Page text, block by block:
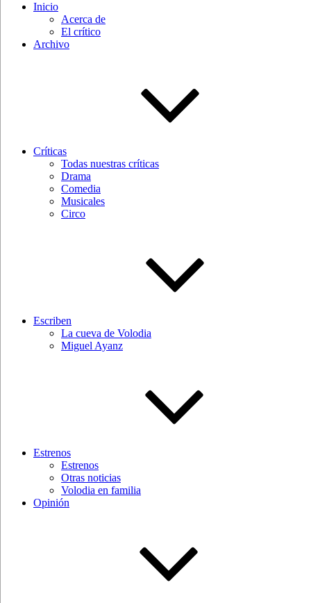
Inicio
Acerca de
El crítico
Archivo
Críticas
Todas nuestras críticas
Drama
Comedia
Musicales
Circo
Escriben
La cueva de Volodia
Miguel Ayanz
Estrenos
Estrenos
Otras noticias
Volodia en familia
Opinión